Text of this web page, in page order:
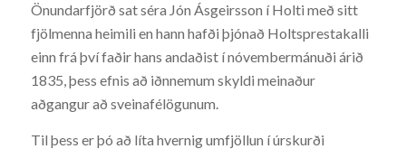
Önundarfjörð sat séra Jón Ásgeirsson í Holti með sitt
fjölmenna heimili en hann hafði þjónað Holtsprestakalli
einn frá því faðir hans andaðist í nóvembermánuði árið
1835, þess efnis að iðnnemum skyldi meinaður
aðgangur að sveinafélögunum.
Til þess er þó að líta hvernig umfjöllun í úrskurði